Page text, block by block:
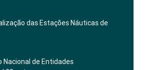
das Estações Náuticas de
Nacional de Entidades